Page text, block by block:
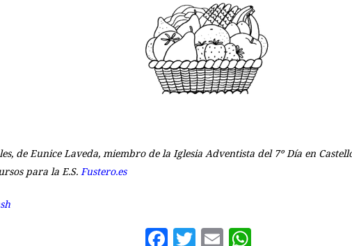
de Eunice Laveda, miembro de la Iglesia Adventista del 7º Día en
para la E.S. Fustero.es
Facebook
Twitter
Email